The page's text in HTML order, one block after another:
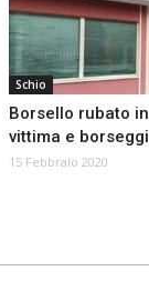
Schio
Borsello rubato
vittima e
15 Febbraio 2020